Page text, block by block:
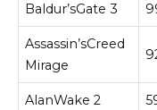
Baldur’sGate 3
Assassin’sCreed
Mirage
AlanWake 2